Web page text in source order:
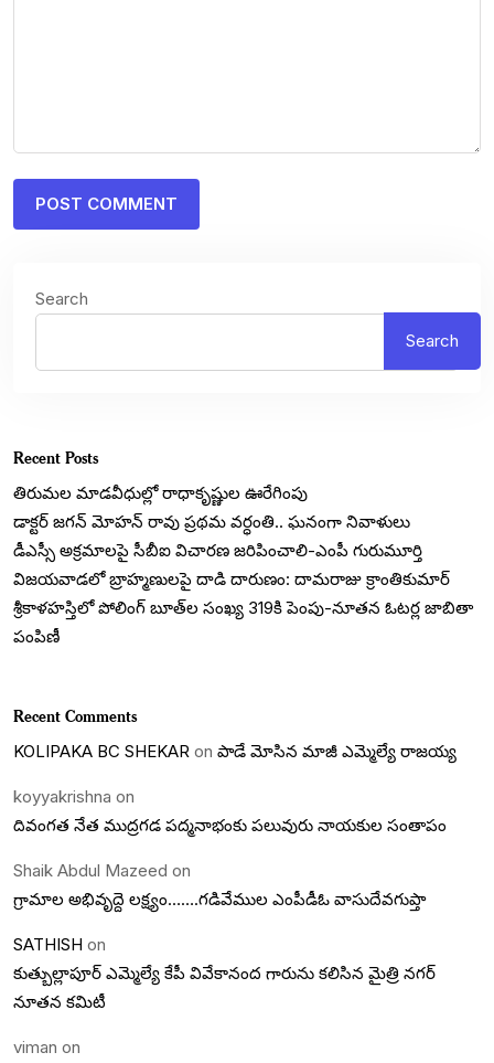
Search
Search
Recent Posts
తిరుమల మాడవీధుల్లో రాధాకృష్ణుల ఊరేగింపు
డాక్టర్ జగన్ మోహన్ రావు ప్రథమ వర్ధంతి.. ఘనంగా నివాళులు
డీఎస్సీ అక్రమాలపై సీబీఐ విచారణ జరిపించాలి-ఎంపీ గురుమూర్తి
విజయవాడలో బ్రాహ్మణులపై దాడి దారుణం: దామరాజు క్రాంతికుమార్
శ్రీకాళహస్తిలో పోలింగ్ బూత్‌ల సంఖ్య 319కి పెంపు-నూతన ఓటర్ల జాబితా
పంపిణీ
Recent Comments
KOLIPAKA BC SHEKAR on పాడే మోసిన మాజీ ఎమ్మెల్యే రాజయ్య
koyyakrishna on
దివంగత నేత ముద్రగడ పద్మనాభంకు పలువురు నాయకుల సంతాపం
Shaik Abdul Mazeed on
గ్రామాల అభివృద్దె లక్ష్యం…….గడివేముల ఎంపీడీఓ వాసుదేవగుప్తా
SATHISH on
కుత్బుల్లాపూర్ ఎమ్మెల్యే కేపీ వివేకానంద గారును కలిసిన మైత్రి నగర్
నూతన కమిటీ
viman on